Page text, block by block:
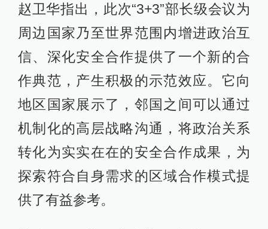
赵卫华指出，此次“3+3”部长级会议为
周边国家乃至世界范围内增进政治互
信、深化安全合作提供了一个新的合
作典范，产生积极的示范效应。它向
地区国家展示了，邻国之间可以通过
机制化的高层战略沟通，将政治关系
转化为实实在在的安全合作成果，为
探索符合自身需求的区域合作模式提
供了有益参考。